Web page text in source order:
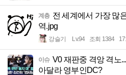
계층 전 세계에서 가장 많
역.jpg
강슬기 Lv.94 조회 1384
이슈 V0 재판중 격앙 격노
아달라 영부인DC?